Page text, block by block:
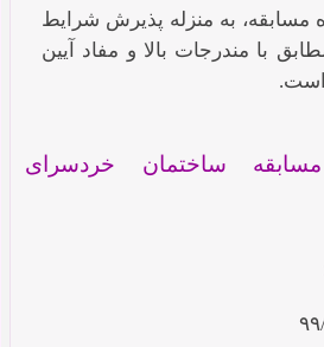
مسابقه، به منزله پذیرش شرایط
با مندرجات بالا و مفاد آیین
است.
ساختمان خردسرای